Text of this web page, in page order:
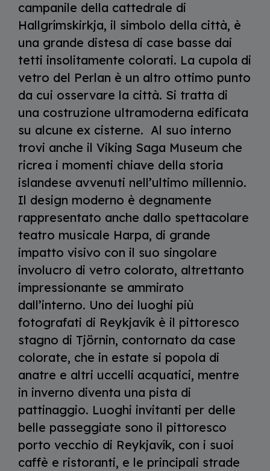
campanile della cattedrale di
Hallgrímskirkja, il simbolo della città, è
una grande distesa di case basse dai
tetti insolitamente colorati. La cupola di
vetro del Perlan è un altro ottimo punto
da cui osservare la città. Si tratta di
una costruzione ultramoderna edificata
su alcune ex cisterne. Al suo interno
trovi anche il Viking Saga Museum che
ricrea i momenti chiave della storia
islandese avvenuti nell’ultimo millennio.
Il design moderno è degnamente
rappresentato anche dallo spettacolare
teatro musicale Harpa, di grande
impatto visivo con il suo singolare
involucro di vetro colorato, altrettanto
impressionante se ammirato
dall’interno. Uno dei luoghi più
fotografati di Reykjavík è il pittoresco
stagno di Tjörnin, contornato da case
colorate, che in estate si popola di
anatre e altri uccelli acquatici, mentre
in inverno diventa una pista di
pattinaggio. Luoghi invitanti per delle
belle passeggiate sono il pittoresco
porto vecchio di Reykjavík, con i suoi
caffè e ristoranti, e le principali strade